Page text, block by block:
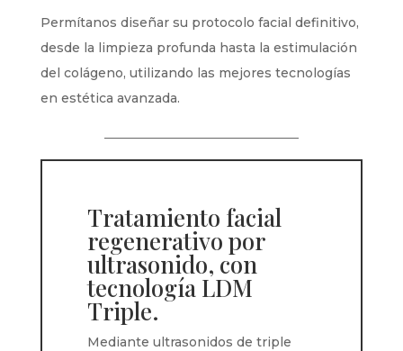
Permítanos diseñar su protocolo facial definitivo,
desde la limpieza profunda hasta la estimulación
del colágeno, utilizando las mejores tecnologías
en estética avanzada.
Tratamiento facial
regenerativo por
ultrasonido, con
tecnología LDM
Triple.
Mediante ultrasonidos de triple